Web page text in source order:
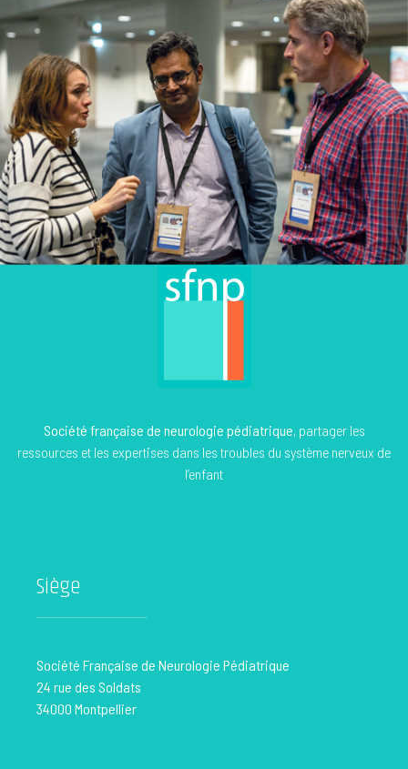
Société française de neurologie pédiatrique, partager les
ressources et les expertises dans les troubles du système nerveux de
l’enfant
Siège
Société Française de Neurologie Pédiatrique
24 rue des Soldats
34000 Montpellier